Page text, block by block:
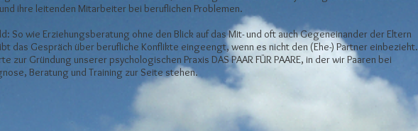
ihre leitenden Mitarbeiter bei beruflichen Problemen.
So wie Erziehungsberatung ohne den Blick auf das Mit- und oft auch Gegeneinander der Eltern
das Gespräch über berufliche Konflikte eingeengt, wenn es nicht den (Ehe-) Partner einbezieht.
zur Gründung unserer psychologischen Praxis DAS PAAR FÜR PAARE, in der wir Paaren bei
Beratung und Training zur Seite stehen.